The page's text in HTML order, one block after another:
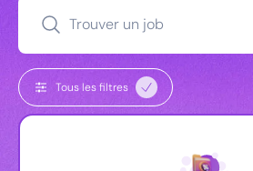
Trouver un job
Tous les filtres